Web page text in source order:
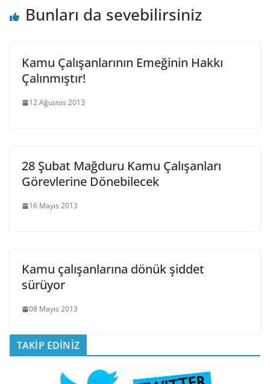
Bunları da sevebilirsiniz
Kamu Çalışanlarının Emeğinin Hakkı
Çalınmıştır!
12 Ağustos 2013
28 Şubat Mağduru Kamu Çalışanları
Görevlerine Dönebilecek
16 Mayıs 2013
Kamu çalışanlarına dönük şiddet
sürüyor
08 Mayıs 2013
TAKİP EDİNİZ